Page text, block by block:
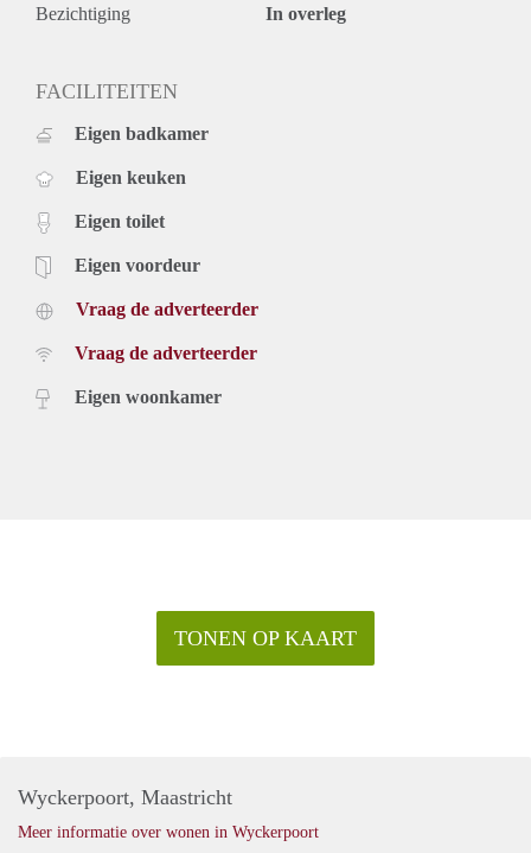
Bezichtiging In overleg
FACILITEITEN
Eigen badkamer
Eigen keuken
Eigen toilet
Eigen voordeur
Vraag de adverteerder
Vraag de adverteerder
Eigen woonkamer
TONEN OP KAART
Wyckerpoort, Maastricht
Meer informatie over wonen in Wyckerpoort